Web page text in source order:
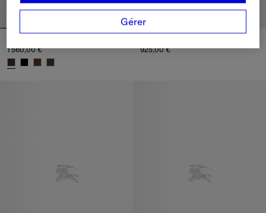
1 560,00 €
925,00 €
Gérer